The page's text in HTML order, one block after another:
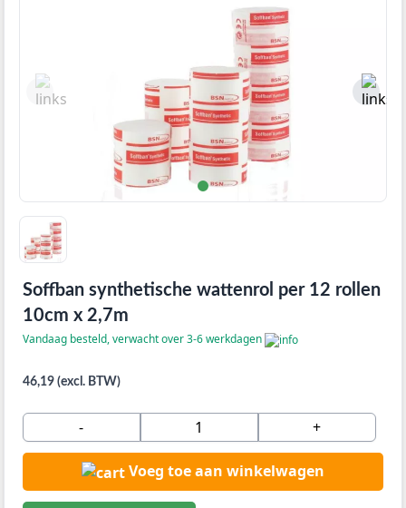
Soffban synthetische wattenrol per 12 rollen
10cm x 2,7m
Vandaag besteld, verwacht over 3-6 werkdagen
46,19 (excl. BTW)
- +
Voeg toe aan winkelwagen